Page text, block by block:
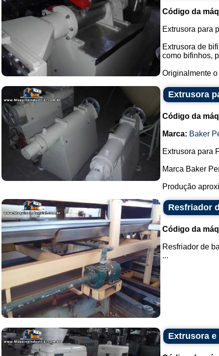
Código da
Extrusora para
Extrusora de
como bifinhos,
Originalmente
Extrusora
Código da
Marca: Baker
Extrusora para
Marca Baker
Produção
Resfriador
Código da
Resfriador de
...
Extrusora